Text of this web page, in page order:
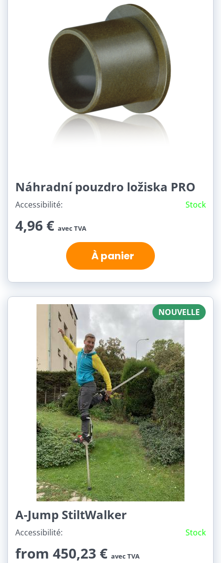
Náhradní pouzdro ložiska PRO
Accessibilité: Stock
4,96 € avec TVA
À panier
NOUVELLE
A-Jump StiltWalker
Accessibilité: Stock
from 450,23 € avec TVA